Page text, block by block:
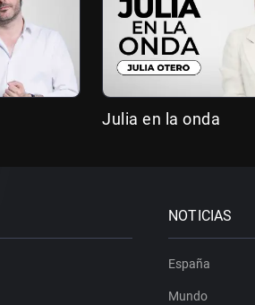
Julia en la onda
NOTICIAS
España
Mundo